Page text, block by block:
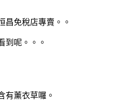
免稅店專賣。。
到呢。。。
有薰衣草囉。